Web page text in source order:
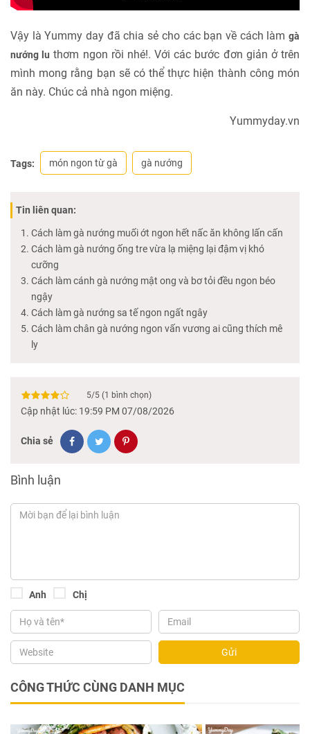
Vậy là Yummy day đã chia sẻ cho các bạn về cách làm gà
nướng lu thơm ngon rồi nhé!. Với các bước đơn giản ở trên
mình mong rằng bạn sẽ có thể thực hiện thành công món
ăn này. Chúc cả nhà ngon miệng.
Yummyday.vn
Tags: món ngon từ gà gà nướng
Tin liên quan:
Cách làm gà nướng muối ớt ngon hết nấc ăn không lấn cấn
Cách làm gà nướng ống tre vừa lạ miệng lại đậm vị khó
cưỡng
Cách làm cánh gà nướng mật ong và bơ tỏi đều ngon béo
ngậy
Cách làm gà nướng sa tế ngon ngất ngây
Cách làm chân gà nướng ngon vấn vương ai cũng thích mê
ly
5/5 (1 bình chọn)
Cập nhật lúc: 19:59 PM 07/08/2026
Chia sẻ
Bình luận
Anh Chị
Gửi
CÔNG THỨC CÙNG DANH MỤC